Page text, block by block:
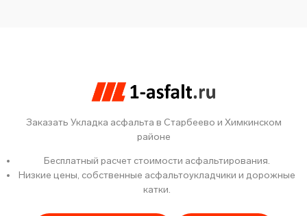
Заказать Укладка асфальта в Старбеево и Химкинском
районе
Бесплатный расчет стоимости асфальтирования.
Низкие цены, собственные асфальтоукладчики и дорожные
катки.